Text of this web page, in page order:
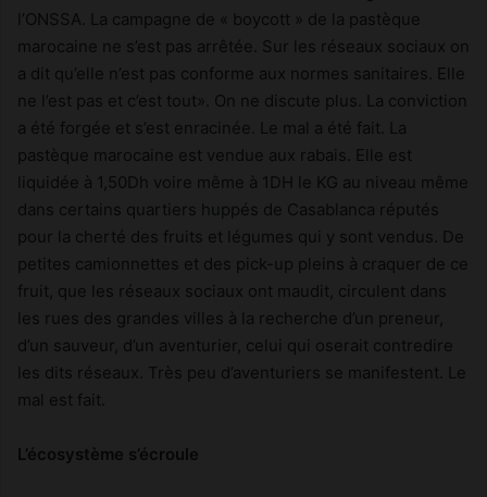
l’ONSSA. La campagne de « boycott » de la pastèque
marocaine ne s’est pas arrêtée. Sur les réseaux sociaux on
a dit qu’elle n’est pas conforme aux normes sanitaires. Elle
ne l’est pas et c’est tout». On ne discute plus. La conviction
a été forgée et s’est enracinée. Le mal a été fait. La
pastèque marocaine est vendue aux rabais. Elle est
liquidée à 1,50Dh voire même à 1DH le KG au niveau même
dans certains quartiers huppés de Casablanca réputés
pour la cherté des fruits et légumes qui y sont vendus. De
petites camionnettes et des pick-up pleins à craquer de ce
fruit, que les réseaux sociaux ont maudit, circulent dans
les rues des grandes villes à la recherche d’un preneur,
d’un sauveur, d’un aventurier, celui qui oserait contredire
les dits réseaux. Très peu d’aventuriers se manifestent. Le
mal est fait.
L’écosystème s’écroule